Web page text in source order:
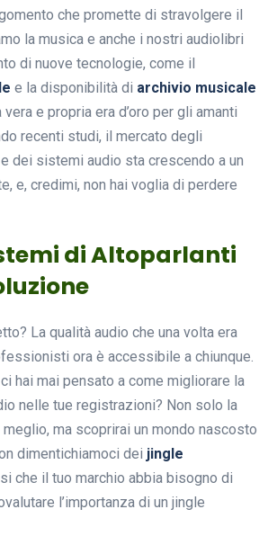
che promette di stravolgere il
la musica e anche i nostri audiolibri
di nuove tecnologie, come il
e la disponibilità di archivio musicale
vera e propria era d’oro per gli amanti
recenti studi, il mercato degli
e dei sistemi audio sta crescendo a un
e, credimi, non hai voglia di perdere
di Altoparlanti
La qualità audio che una volta era
ora è accessibile a chiunque.
hai mai pensato a come migliorare la
nelle tue registrazioni? Non solo la
ma scoprirai un mondo nascosto
dimentichiamoci dei jingle
che il tuo marchio abbia bisogno di
l’importanza di un jingle